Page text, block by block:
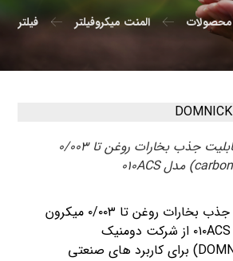
محصولات المنت میکروفیلتر فیلتر
فیلتر کربنی با قابلیت جذب بخارات روغن تا ۰/۰۰۳
فیلتر کربنی با قابلیت جذب بخارات روغن تا ۰/۰۰۳ میکرون
(carbon filter) مدل ۰۱۰ACS از شرکت دومنیک